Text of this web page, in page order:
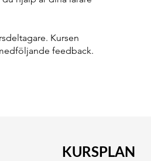
Kursen
feedback.
KURSPLAN